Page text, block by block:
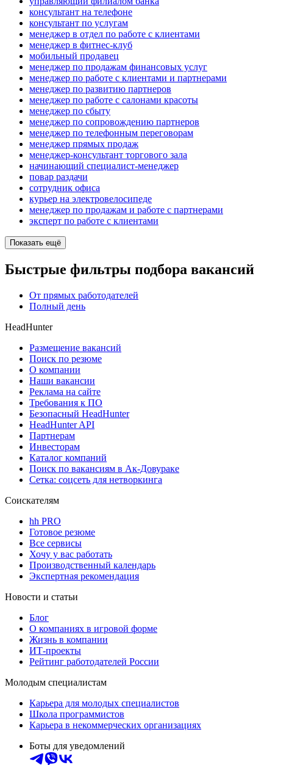
консультант на телефоне
консультант по услугам
менеджер в отдел по работе с клиентами
менеджер в фитнес-клуб
мобильный продавец
менеджер по продажам финансовых услуг
менеджер по работе с клиентами и партнерами
менеджер по развитию партнеров
менеджер по работе с салонами красоты
менеджер по сбыту
менеджер по сопровождению партнеров
менеджер по телефонным переговорам
менеджер прямых продаж
менеджер-консультант торгового зала
начинающий специалист-менеджер
повар раздачи
сотрудник офиса
курьер на электровелосипеде
менеджер по продажам и работе с партнерами
эксперт по работе с клиентами
Показать ещё
Быстрые фильтры подбора вакансий
От прямых работодателей
Полный день
HeadHunter
Размещение вакансий
Поиск по резюме
О компании
Наши вакансии
Реклама на сайте
Требования к ПО
Безопасный HeadHunter
HeadHunter API
Партнерам
Инвесторам
Каталог компаний
Поиск по вакансиям в Ак-Довураке
Сетка: соцсеть для нетворкинга
Соискателям
hh PRO
Готовое резюме
Все сервисы
Хочу у вас работать
Производственный календарь
Экспертная рекомендация
Новости и статьи
Блог
О компаниях в игровой форме
Жизнь в компании
ИТ-проекты
Рейтинг работодателей России
Молодым специалистам
Карьера для молодых специалистов
Школа программистов
Карьера в некоммерческих организациях
Боты для уведомлений